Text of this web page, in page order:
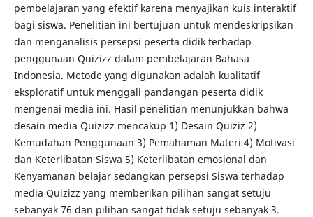
pembelajaran yang efektif karena menyajikan kuis interaktif
bagi siswa. Penelitian ini bertujuan untuk mendeskripsikan
dan menganalisis persepsi peserta didik terhadap
penggunaan Quizizz dalam pembelajaran Bahasa
Indonesia. Metode yang digunakan adalah kualitatif
eksploratif untuk menggali pandangan peserta didik
mengenai media ini. Hasil penelitian menunjukkan bahwa
desain media Quizizz mencakup 1) Desain Quiziz 2)
Kemudahan Penggunaan 3) Pemahaman Materi 4) Motivasi
dan Keterlibatan Siswa 5) Keterlibatan emosional dan
Kenyamanan belajar sedangkan persepsi Siswa terhadap
media Quizizz yang memberikan pilihan sangat setuju
sebanyak 76 dan pilihan sangat tidak setuju sebanyak 3.